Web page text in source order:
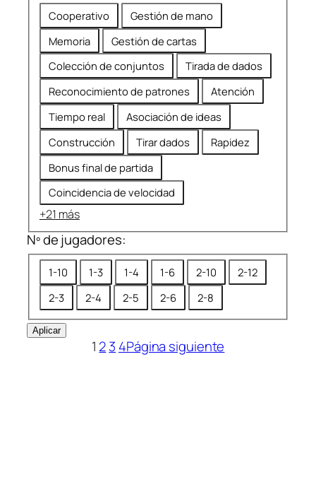
M
e
n
i
a
s
Cooperativo
Gestión de mano
Memoria
Gestión de cartas
Colección de conjuntos
Tirada de dados
Reconocimiento de patrones
Atención
Tiempo real
Asociación de ideas
Construcción
Tirar dados
Rapidez
Bonus final de partida
Coincidencia de velocidad
+21 más
Nº de jugadores:
º
e
j
1-10 1-3 1-4 1-6 2-10
2-12
2-3
2-4 2-5 2-6 2-8
Aplicar
1 23 4Página siguiente